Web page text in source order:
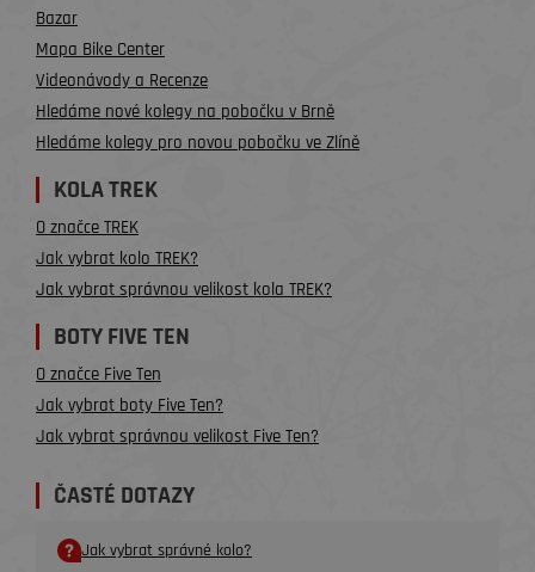
Bazar
Mapa Bike Center
Videonávody a Recenze
Hledáme nové kolegy na pobočku v Brně
Hledáme kolegy pro novou pobočku ve Zlíně
KOLA TREK
O značce TREK
Jak vybrat kolo TREK?
Jak vybrat správnou velikost kola TREK?
BOTY FIVE TEN
O značce Five Ten
Jak vybrat boty Five Ten?
Jak vybrat správnou velikost Five Ten?
ČASTÉ DOTAZY
Jak vybrat správné kolo?